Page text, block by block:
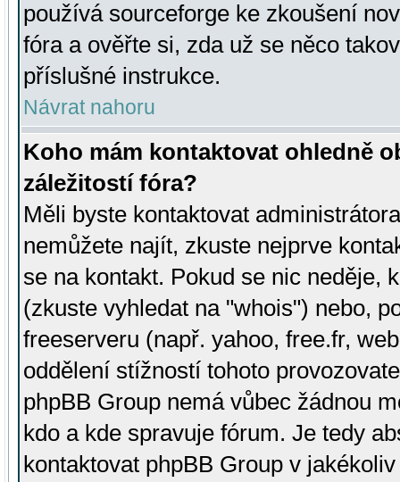
používá sourceforge ke zkoušení
fóra a ověřte si, zda už se něco
příslušné instrukce.
Návrat nahoru
Koho mám kontaktovat ohledně
záležitostí fóra?
Měli byste kontaktovat
nemůžete najít, zkuste nejprve
se na kontakt. Pokud se nic neděje,
(zkuste vyhledat na "whois") nebo,
freeserveru (např. yahoo, free.fr,
oddělení stížností tohoto
phpBB Group nemá vůbec žádnou
kdo a kde spravuje fórum. Je tedy
kontaktovat phpBB Group v